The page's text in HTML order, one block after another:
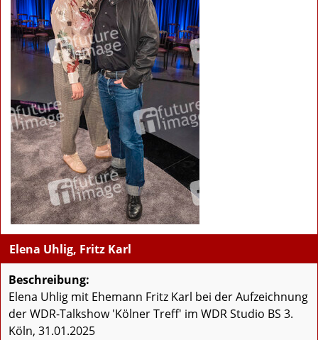
Elena Uhlig, Fritz Karl
Beschreibung:
Elena Uhlig mit Ehemann Fritz Karl bei der Aufzeichnung
der WDR-Talkshow 'Kölner Treff' im WDR Studio BS 3.
Köln, 31.01.2025